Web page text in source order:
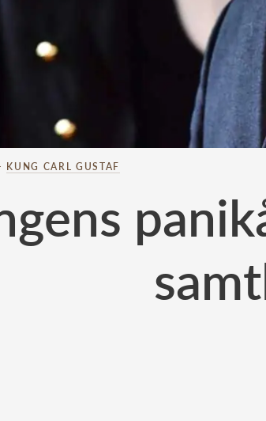
KUNG CARL GUSTAF